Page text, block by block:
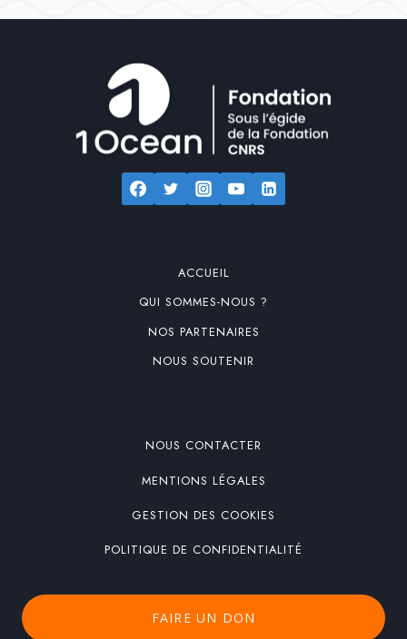
ACCUEIL
QUI SOMMES-NOUS ?
NOS PARTENAIRES
NOUS SOUTENIR
NOUS CONTACTER
MENTIONS LÉGALES
GESTION DES COOKIES
POLITIQUE DE CONFIDENTIALITÉ
FAIRE UN DON